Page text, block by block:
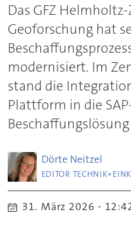
Das GFZ
Geoforschung hat
modernisiert. Im
stand die
Plattform in die
Dörte Neitzel
EDITOR
31. März 2026 -